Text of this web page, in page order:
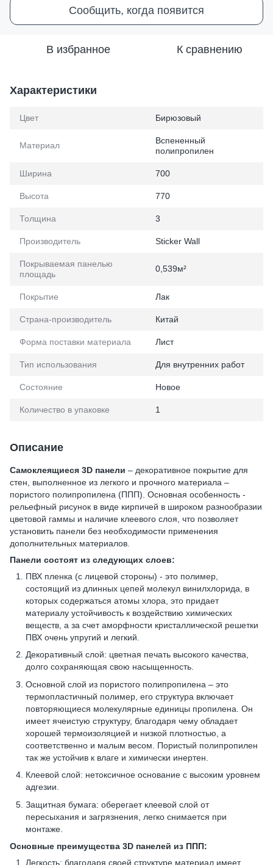
Сообщить, когда появится
В избранное К сравнению
Характеристики
Цвет Бирюзовый
Материал
Вспененный
полипропилен
Ширина 700
Высота 770
Толщина 3
Производитель Sticker Wall
Покрываемая панелью
площадь
0,539м²
Покрытие Лак
Страна-производитель Китай
Форма поставки материала Лист
Тип использования Для внутренних работ
Состояние Новое
Количество в упаковке 1
Описание
Самоклеящиеся 3D панели – декоративное покрытие для
стен, выполненное из легкого и прочного материала –
пористого полипропилена (ППП). Основная особенность -
рельефный рисунок в виде кирпичей в широком разнообразии
цветовой гаммы и наличие клеевого слоя, что позволяет
установить панели без необходимости применения
дополнительных материалов.
Панели состоят из следующих слоев:
ПВХ пленка (с лицевой стороны) - это полимер,
состоящий из длинных цепей молекул винилхлорида, в
которых содержаться атомы хлора, это придает
материалу устойчивость к воздействию химических
веществ, а за счет аморфности кристаллической решетки
ПВХ очень упругий и легкий.
Декоративный слой: цветная печать высокого качества,
долго сохраняющая свою насыщенность.
Основной слой из пористого полипропилена – это
термопластичный полимер, его структура включает
повторяющиеся молекулярные единицы пропилена. Он
имеет ячеистую структуру, благодаря чему обладает
хорошей термоизоляцией и низкой плотностью, а
соответственно и малым весом. Пористый полипропилен
так же устойчив к влаге и химически инертен.
Клеевой слой: нетоксичное основание с высоким уровнем
адгезии.
Защитная бумага: оберегает клеевой слой от
пересыхания и загрязнения, легко снимается при
монтаже.
Основные преимущества 3D панелей из ППП:
Легкость: благодаря своей структуре материал имеет